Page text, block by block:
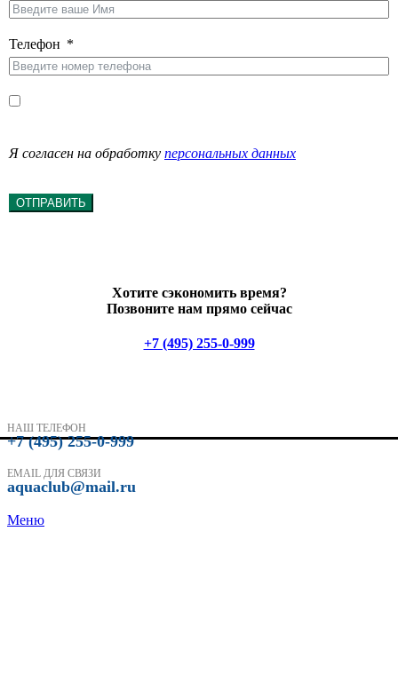
Телефон
Я согласен на обработку персональных данных
ОТПРАВИТЬ
Хотите сэкономить время?
Позвоните нам прямо сейчас
+7 (495) 255-0-999
НАШ ТЕЛЕФОН
+7 (495) 255-0-999
EMAIL ДЛЯ СВЯЗИ
aquaclub@mail.ru
Меню